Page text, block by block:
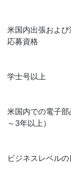
米国内出張およ
応募資格
学士号以上
米国内での電子
～3年以上）
ビジネスレベルの